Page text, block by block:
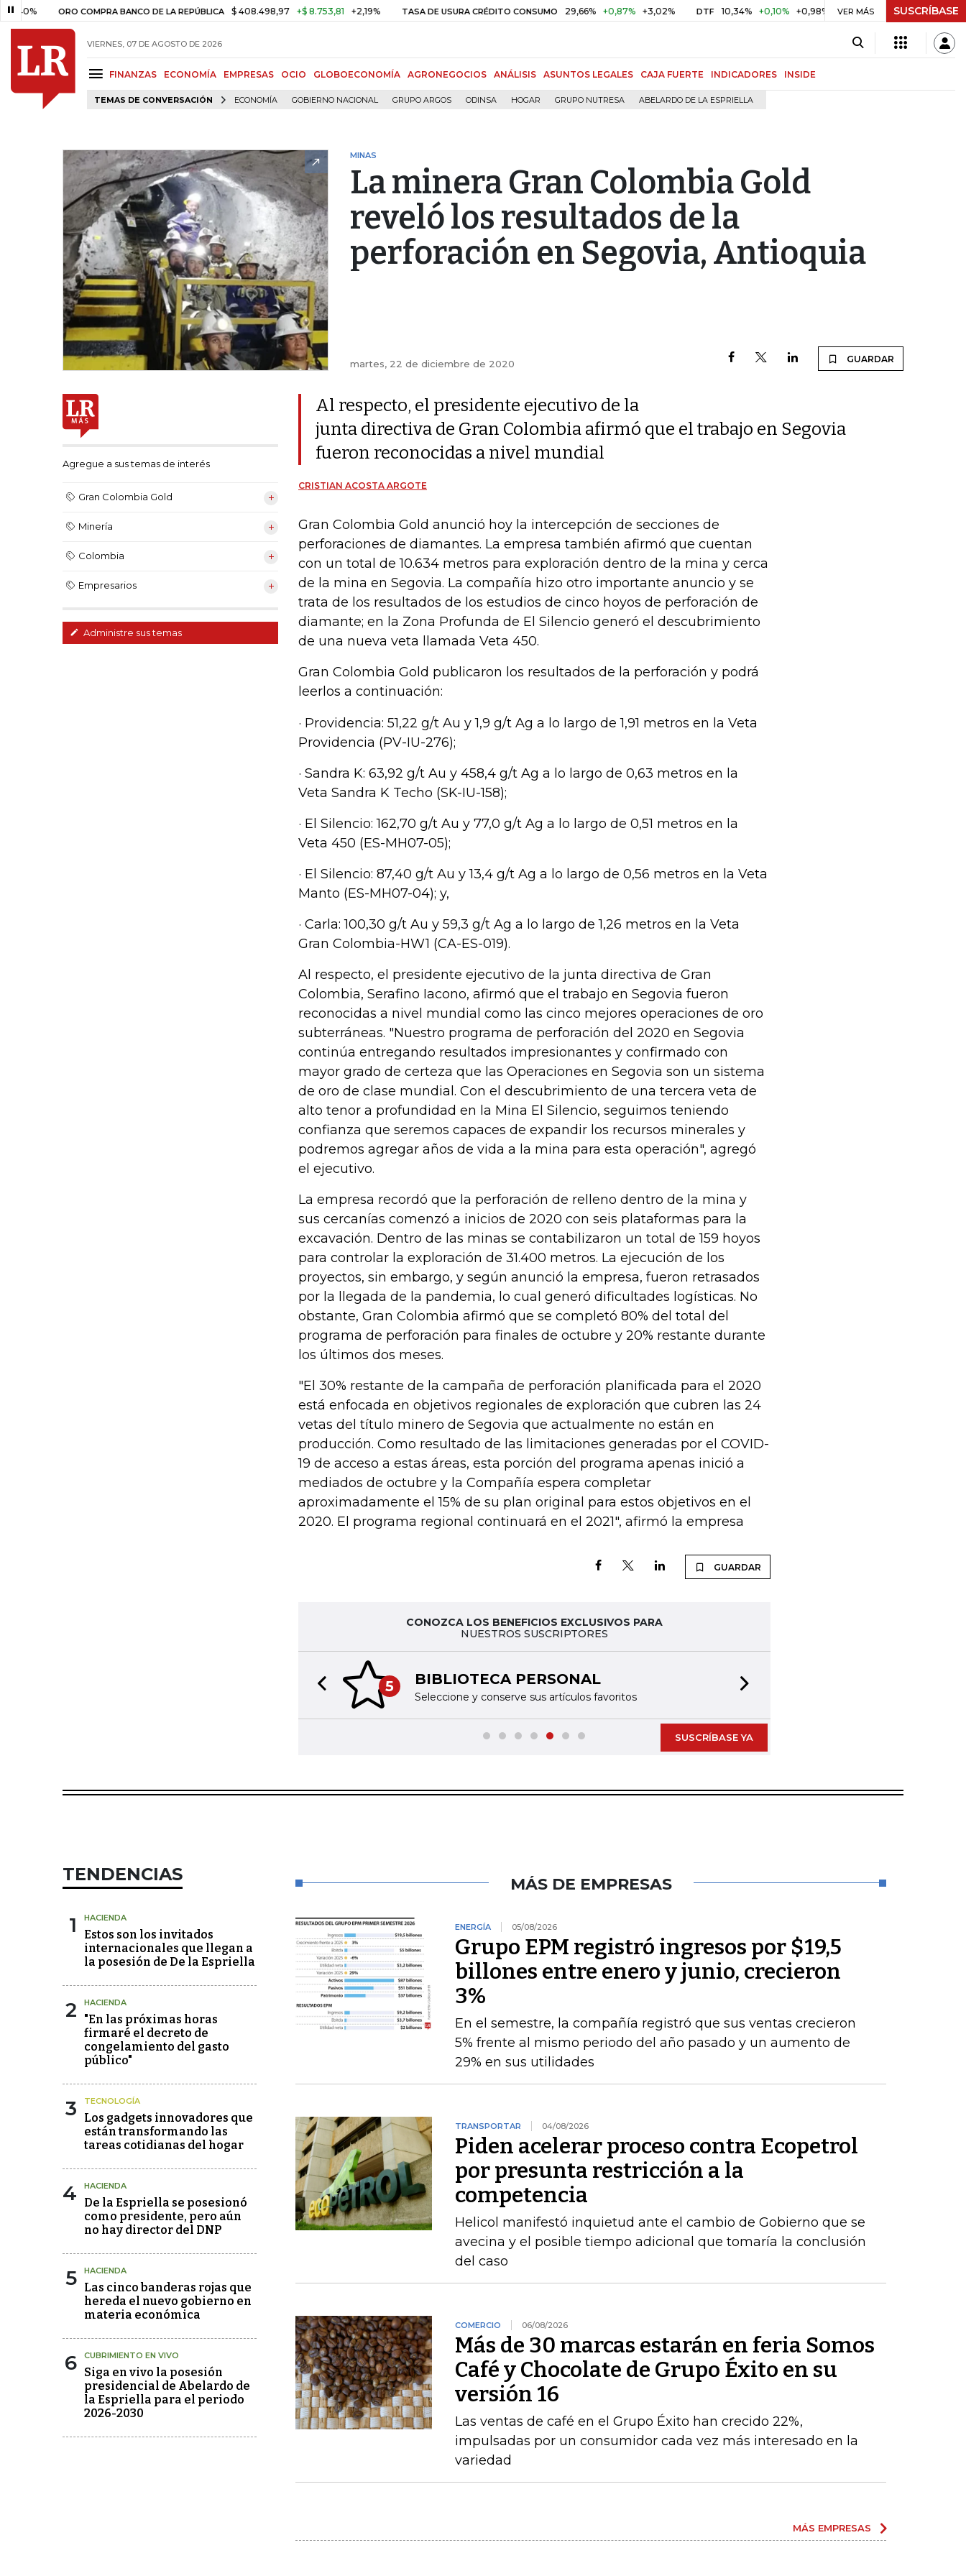
ORO COMPRA BANCO DE LA REPÚBLICA $ 408.498,97 +$ 8.753,81 +2,19% TASA DE USURA CRÉDITO CONSUMO 29,66% +0,87% +3,02% DTF 10,34% +0,10% +0,98% UVR $ 416,91 +$ 0,05 +0,01%
VER MÁS SUSCRÍBASE
VIERNES, 07 DE AGOSTO DE 2026
FINANZAS ECONOMÍA EMPRESAS OCIO GLOBOECONOMÍA AGRONEGOCIOS ANÁLISIS ASUNTOS LEGALES CAJA FUERTE INDICADORES INSIDE
TEMAS DE CONVERSACIÓN ECONOMÍA GOBIERNO NACIONAL GRUPO ARGOS ODINSA HOGAR GRUPO NUTRESA ABELARDO DE LA ESPRIELLA
MINAS
La minera Gran Colombia Gold
reveló los resultados de la
perforación en Segovia, Antioquia
martes, 22 de diciembre de 2020 GUARDAR
Agregue a sus temas de interés
Gran Colombia Gold
Minería
Colombia
Empresarios
Administre sus temas
Al respecto, el presidente ejecutivo de la
junta directiva de Gran Colombia afirmó que el trabajo en Segovia
fueron reconocidas a nivel mundial
CRISTIAN ACOSTA ARGOTE
Gran Colombia Gold anunció hoy la intercepción de secciones de
perforaciones de diamantes. La empresa también afirmó que cuentan
con un total de 10.634 metros para exploración dentro de la mina y cerca
de la mina en Segovia. La compañía hizo otro importante anuncio y se
trata de los resultados de los estudios de cinco hoyos de perforación de
diamante; en la Zona Profunda de El Silencio generó el descubrimiento
de una nueva veta llamada Veta 450.
Gran Colombia Gold publicaron los resultados de la perforación y podrá
leerlos a continuación:
· Providencia: 51,22 g/t Au y 1,9 g/t Ag a lo largo de 1,91 metros en la Veta
Providencia (PV-IU-276);
· Sandra K: 63,92 g/t Au y 458,4 g/t Ag a lo largo de 0,63 metros en la
Veta Sandra K Techo (SK-IU-158);
· El Silencio: 162,70 g/t Au y 77,0 g/t Ag a lo largo de 0,51 metros en la
Veta 450 (ES-MH07-05);
· El Silencio: 87,40 g/t Au y 13,4 g/t Ag a lo largo de 0,56 metros en la Veta
Manto (ES-MH07-04); y,
· Carla: 100,30 g/t Au y 59,3 g/t Ag a lo largo de 1,26 metros en la Veta
Gran Colombia-HW1 (CA-ES-019).
Al respecto, el presidente ejecutivo de la junta directiva de Gran
Colombia, Serafino Iacono, afirmó que el trabajo en Segovia fueron
reconocidas a nivel mundial como las cinco mejores operaciones de oro
subterráneas. "Nuestro programa de perforación del 2020 en Segovia
continúa entregando resultados impresionantes y confirmado con
mayor grado de certeza que las Operaciones en Segovia son un sistema
de oro de clase mundial. Con el descubrimiento de una tercera veta de
alto tenor a profundidad en la Mina El Silencio, seguimos teniendo
confianza que seremos capaces de expandir los recursos minerales y
podremos agregar años de vida a la mina para esta operación", agregó
el ejecutivo.
La empresa recordó que la perforación de relleno dentro de la mina y
sus cercanías comenzó a inicios de 2020 con seis plataformas para la
excavación. Dentro de las minas se contabilizaron un total de 159 hoyos
para controlar la exploración de 31.400 metros. La ejecución de los
proyectos, sin embargo, y según anunció la empresa, fueron retrasados
por la llegada de la pandemia, lo cual generó dificultades logísticas. No
obstante, Gran Colombia afirmó que se completó 80% del total del
programa de perforación para finales de octubre y 20% restante durante
los últimos dos meses.
"El 30% restante de la campaña de perforación planificada para el 2020
está enfocada en objetivos regionales de exploración que cubren las 24
vetas del título minero de Segovia que actualmente no están en
producción. Como resultado de las limitaciones generadas por el COVID-
19 de acceso a estas áreas, esta porción del programa apenas inició a
mediados de octubre y la Compañía espera completar
aproximadamente el 15% de su plan original para estos objetivos en el
2020. El programa regional continuará en el 2021", afirmó la empresa
GUARDAR
CONOZCA LOS BENEFICIOS EXCLUSIVOS PARA
NUESTROS SUSCRIPTORES
5 BIBLIOTECA PERSONAL
Seleccione y conserve sus artículos favoritos
Previous slide
SUSCRÍBASE YA
TENDENCIAS
1 HACIENDA
Estos son los invitados
internacionales que llegan a
la posesión de De la Espriella
2 HACIENDA
"En las próximas horas
firmaré el decreto de
congelamiento del gasto
público"
3 TECNOLOGÍA
Los gadgets innovadores que
están transformando las
tareas cotidianas del hogar
4 HACIENDA
De la Espriella se posesionó
como presidente, pero aún
no hay director del DNP
5 HACIENDA
Las cinco banderas rojas que
hereda el nuevo gobierno en
materia económica
6 CUBRIMIENTO EN VIVO
Siga en vivo la posesión
presidencial de Abelardo de
la Espriella para el periodo
2026-2030
MÁS DE EMPRESAS
ENERGÍA 05/08/2026
Grupo EPM registró ingresos por $19,5
billones entre enero y junio, crecieron
3%
En el semestre, la compañía registró que sus ventas crecieron
5% frente al mismo periodo del año pasado y un aumento de
29% en sus utilidades
TRANSPORTAR 04/08/2026
Piden acelerar proceso contra Ecopetrol
por presunta restricción a la
competencia
Helicol manifestó inquietud ante el cambio de Gobierno que se
avecina y el posible tiempo adicional que tomaría la conclusión
del caso
COMERCIO 06/08/2026
Más de 30 marcas estarán en feria Somos
Café y Chocolate de Grupo Éxito en su
versión 16
Las ventas de café en el Grupo Éxito han crecido 22%,
impulsadas por un consumidor cada vez más interesado en la
variedad
MÁS EMPRESAS